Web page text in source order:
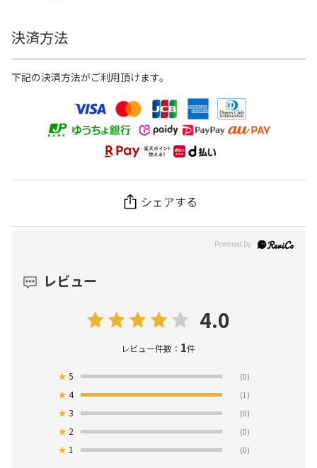
決済方法
下記の決済方法がご利用頂けます。
シェアする
レビュー
4.0
レビュー件数： 1件
★5 (0)
★4 (1)
★3 (0)
★ 2 (0)
★ 1 (0)